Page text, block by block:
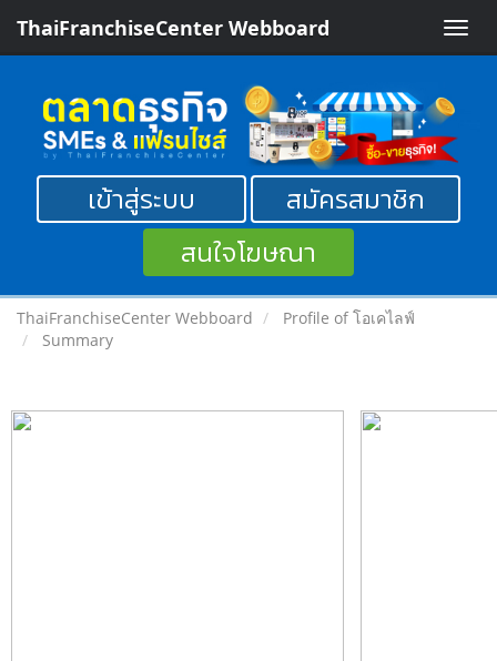
Toggle
ThaiFranchiseCenter Webboard
เข้าสู่ระบบ
สมัครสมาชิก
สนใจโฆษณา
ThaiFranchiseCenter Webboard
Profile of โอเคไลฟ์
Summary